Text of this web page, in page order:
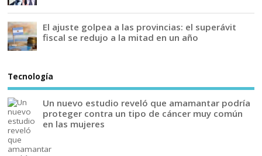
El ajuste golpea a las provincias: el superávit
fiscal se redujo a la mitad en un año
Tecnología
Un nuevo estudio reveló que amamantar podría
proteger contra un tipo de cáncer muy común
en las mujeres